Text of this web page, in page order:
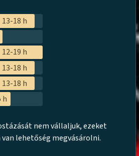
13-18 h
12-19 h
13-18 h
13-18 h
h
nem vállaljuk, ezeket
lehetőség megvásárolni.